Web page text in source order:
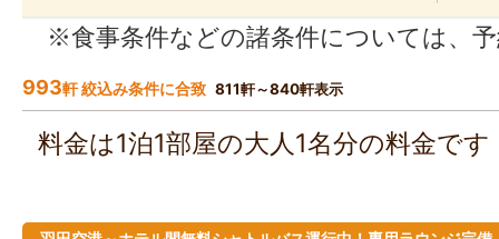
※食事条件などの諸条件については、
993軒 絞込み条件に合致 811軒～840軒表示
料金は1泊1部屋の大人1名分の料金で